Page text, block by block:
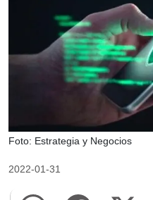
Foto: Estrategia y Negocios
2022-01-31